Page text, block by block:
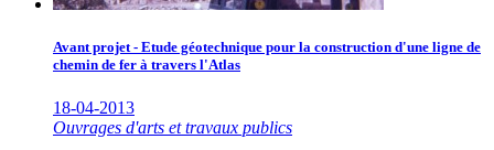
Avant projet - Etude géotechnique pour la construction d'une ligne de
chemin de fer à travers l'Atlas
18-04-2013
Ouvrages d'arts et travaux publics